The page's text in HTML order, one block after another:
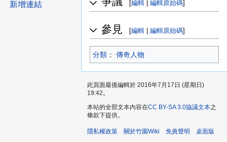
[編輯 編輯原始碼]
參見 [編輯 | 編輯原始碼]
分類 ：​ 傳奇人物
新增連結
此頁面最後編輯於 2016年7月17日 (星期日)
19:42。
本站的全部文本內容在CC BY-SA 3.0協議文本之
條款下提供。
隱私權政策 關於竹園Wiki 免責聲明 桌面版